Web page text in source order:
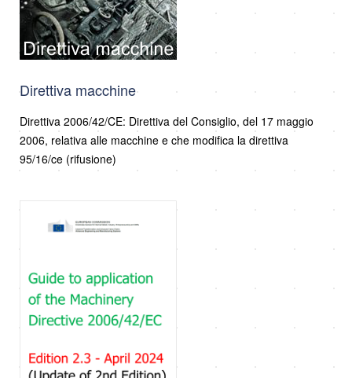
Direttiva macchine
Direttiva 2006/42/CE: Direttiva del Consiglio, del 17 maggio
2006, relativa alle macchine e che modifica la direttiva
95/16/ce (rifusione)